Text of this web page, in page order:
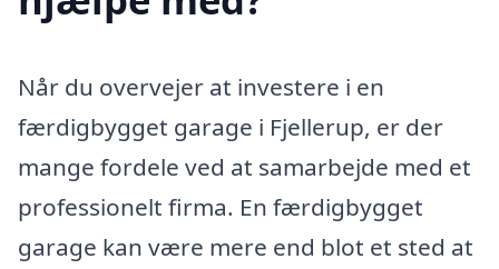
Når du overvejer at investere i en
færdigbygget garage i Fjellerup, er der
mange fordele ved at samarbejde med et
professionelt firma. En færdigbygget
garage kan være mere end blot et sted at